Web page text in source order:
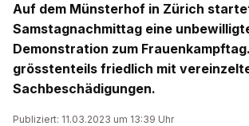
Auf dem Münsterhof in Zürich
Samstagnachmittag eine
Demonstration zum
grösstenteils friedlich mit
Sachbeschädigungen.
Publiziert: 11.03.2023 um 13:39 Uhr